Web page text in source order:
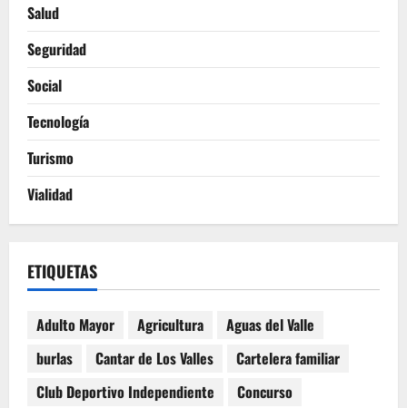
Salud
Seguridad
Social
Tecnología
Turismo
Vialidad
ETIQUETAS
Adulto Mayor Agricultura
Aguas del Valle
burlas
Cantar de Los Valles
Cartelera familiar
Club Deportivo Independiente
Concurso